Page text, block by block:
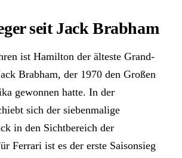
seit Jack Brabham
ist Hamilton der älteste Grand-
Brabham, der 1970 den Großen
gewonnen hatte. In der
sich der siebenmalige
in den Sichtbereich der
Ferrari ist es der erste Saisonsieg